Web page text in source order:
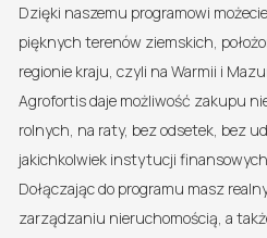
Dzięki naszemu programowi
pięknych terenów ziemskich,
regionie kraju, czyli na Warmii i
Agrofortis daje możliwość zakupu
rolnych, na raty, bez odsetek, bez
jakichkolwiek instytucji
Dołączając do programu masz
zarządzaniu nieruchomością, a